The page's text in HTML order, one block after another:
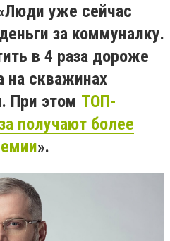
уже сейчас
за коммуналку.
в 4 раза дороже
на скважинах
При этом ТОП-
получают более
».